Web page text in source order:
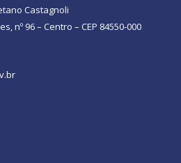
Castagnoli
nº 96 – Centro – CEP 84550-000